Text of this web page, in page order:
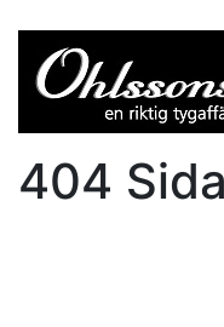
404